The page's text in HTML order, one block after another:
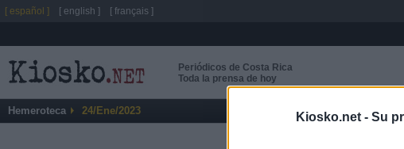
Kiosko.net - Su
Periódicos de Costa Rica
Toda la prensa de hoy
Hemeroteca 24/Ene/2023
[ español ] [ english ] [ français ]